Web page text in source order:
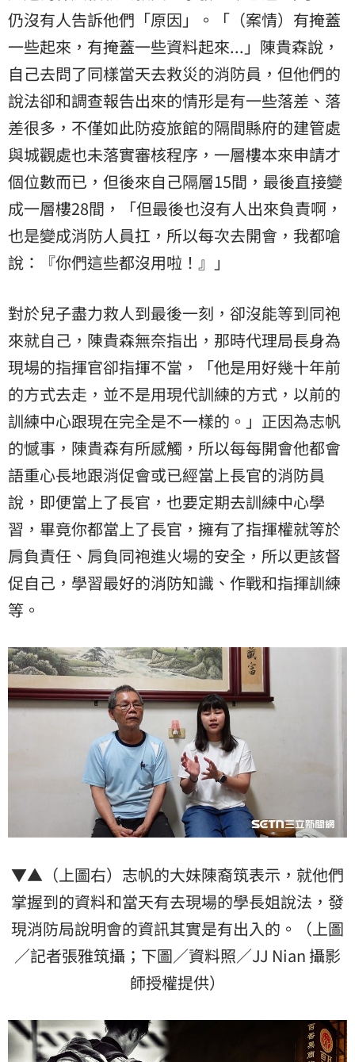
仍沒有人告訴他們「原因」。「（案情）有掩蓋
一些起來，有掩蓋一些資料起來...」陳貴森說，
自己去問了同樣當天去救災的消防員，但他們的
說法卻和調查報告出來的情形是有一些落差、落
差很多，不僅如此防疫旅館的隔間縣府的建管處
與城觀處也未落實審核程序，一層樓本來申請才
個位數而已，但後來自己隔層15間，最後直接變
成一層樓28間，「但最後也沒有人出來負責啊，
也是變成消防人員扛，所以每次去開會，我都嗆
說：『你們這些都沒用啦！』」
對於兒子盡力救人到最後一刻，卻沒能等到同袍
來就自己，陳貴森無奈指出，那時代理局長身為
現場的指揮官卻指揮不當，「他是用好幾十年前
的方式去走，並不是用現代訓練的方式，以前的
訓練中心跟現在完全是不一樣的。」正因為志帆
的憾事，陳貴森有所感觸，所以每每開會他都會
語重心長地跟消促會或已經當上長官的消防員
說，即便當上了長官，也要定期去訓練中心學
習，畢竟你都當上了長官，擁有了指揮權就等於
肩負責任、肩負同袍進火場的安全，所以更該督
促自己，學習最好的消防知識、作戰和指揮訓練
等。
▼▲（上圖右）志帆的大妹陳裔筑表示，就他們
掌握到的資料和當天有去現場的學長姐說法，發
現消防局說明會的資訊其實是有出入的。（上圖
／記者張雅筑攝；下圖／資料照／JJ Nian 攝影
師授權提供）